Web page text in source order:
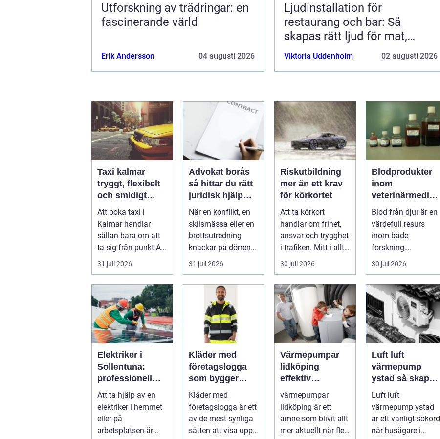
Utforskning av trädringar: en
fascinerande värld
Erik Andersson 04 augusti 2026
Ljudinstallation för
restaurang och bar: Så
skapas rätt ljud för mat,
dryck och stämning
Viktoria Uddenholm 02 augusti 2026
Taxi kalmar
tryggt, flexibelt
och smidigt
genom hela
resan
Att boka taxi i
Kalmar handlar
sällan bara om att
ta sig från punkt A
till punkt B. För
många är res...
31 juli 2026
Advokat borås
så hittar du rätt
juridisk hjälp
när livet
krånglar
När en konflikt, en
skilsmässa eller en
brottsutredning
knackar på dörren
förändras vardagen
snabbt....
31 juli 2026
Riskutbildning
mer än ett krav
för körkortet
Att ta körkort
handlar om frihet,
ansvar och trygghet
i trafiken. Mitt i allt
detta finns
riskutbild...
30 juli 2026
Blodprodukter
inom
veterinärmedici
n funktion,
kvalitet och
användning
Blod från djur är en
värdefull resurs
inom både
forskning,
diagnostik och
veterinärmedicin.
När blod...
30 juli 2026
Elektriker i
Sollentuna:
professionell
hjälp när du
behöver det
Att ta hjälp av en
elektriker i hemmet
eller på
arbetsplatsen är
Kläder med
företagslogga
som bygger
varumärke i
vardagen
Kläder med
företagslogga är ett
av de mest synliga
sätten att visa upp
Värmepumpar
lidköping
effektiv
uppvärmning för
hus och
fastigheter
värmepumpar
lidköping är ett
ämne som blivit allt
mer aktuellt när fler
Luft luft
värmepump
ystad så skapar
du ett behagligt
inomhusklimat
Året om
Luft luft
värmepump ystad
är ett vanligt sökord
när husägare i